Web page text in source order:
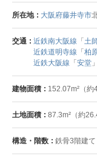
所在地 大阪府藤井寺市
交通 近鉄南大阪線 「土
近鉄道明寺線 「柏
近鉄大阪線 「安堂
建物面積 152.07m²（約
土地面積 87.3m²（約
構造・階数 鉄骨3階建て